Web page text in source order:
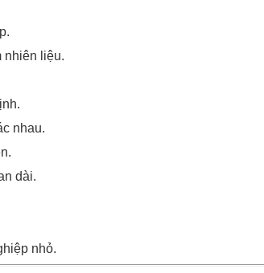
nhiên liệu.
nhau.
dài.
nhỏ.